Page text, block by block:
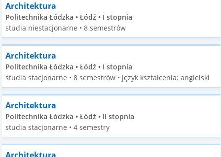
Architektura
Politechnika Łódzka • Łódź • I stopnia
studia niestacjonarne • 8 semestrów
Architektura
Politechnika Łódzka • Łódź • I stopnia
studia stacjonarne • 8 semestrów • język kształcenia: angielski
Architektura
Politechnika Łódzka • Łódź • II stopnia
studia stacjonarne • 4 semestry